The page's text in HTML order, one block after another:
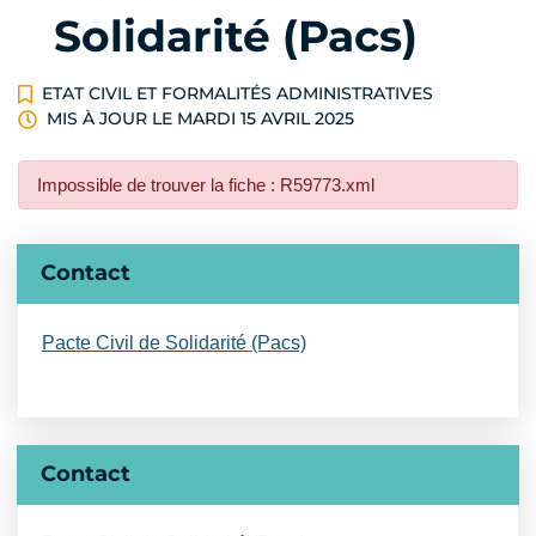
Solidarité (Pacs)
ETAT CIVIL ET FORMALITÉS ADMINISTRATIVES
MIS À JOUR LE MARDI 15 AVRIL 2025
Impossible de trouver la fiche : R59773.xml
Informations complémentaires
Contact
Pacte Civil de Solidarité (Pacs)
Contact